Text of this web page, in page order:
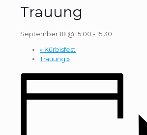
Trauung
September 18 @ 15:00 -15:30
« Kürbisfest
Trauung »